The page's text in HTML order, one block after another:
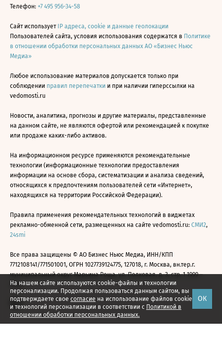
На нашем сайте используются cookie-файлы и технологии
персонализации. Продолжая пользоваться данным сайтом, вы
подтверждаете свое согласие на использование файлов cookie
и технологий персонализации в соответствии с Политикой в
отношении обработки персональных данных.
ОК
Телефон: +7 495 956-34-58
Сайт использует IP адреса, cookie и данные геолокации
Пользователей сайта, условия использования содержатся в Политике
в отношении обработки персональных данных АО «Бизнес Ньюс
Медиа»
Любое использование материалов допускается только при
соблюдении правил перепечатки и при наличии гиперссылки на
vedomosti.ru
Новости, аналитика, прогнозы и другие материалы, представленные
на данном сайте, не являются офертой или рекомендацией к покупке
или продаже каких-либо активов.
На информационном ресурсе применяются рекомендательные
технологии (информационные технологии предоставления
информации на основе сбора, систематизации и анализа сведений,
относящихся к предпочтениям пользователей сети «Интернет»,
находящихся на территории Российской Федерации).
Правила применения рекомендательных технологий в виджетах
рекламно-обменной сети, размещенных на сайте vedomosti.ru: СМИ2,
24smi
Все права защищены © АО Бизнес Ньюс Медиа, ИНН/КПП
7712108141/771501001, ОГРН 1027739124775, 127018, г. Москва, вн.тер.г.
муниципальный округ Марьина Роща, ул. Полковая, д. 3, стр. 1 1999—
2026